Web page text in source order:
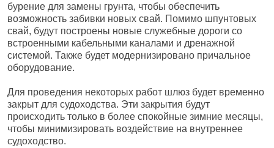
бурение для замены грунта, чтобы обеспечить
возможность забивки новых свай. Помимо шпунтовых
свай, будут построены новые служебные дороги со
встроенными кабельными каналами и дренажной
системой. Также будет модернизировано причальное
оборудование.
Для проведения некоторых работ шлюз будет временно
закрыт для судоходства. Эти закрытия будут
происходить только в более спокойные зимние месяцы,
чтобы минимизировать воздействие на внутреннее
судоходство.